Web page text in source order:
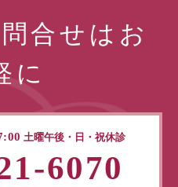
合せはお
に
土曜午後・日・祝休診
6070